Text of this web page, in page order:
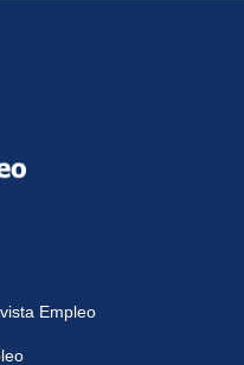
Empleo